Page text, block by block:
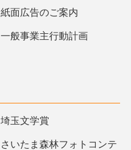
紙面広告のご案内
一般事業主行動計画
埼玉文学賞
さいたま森林フォトコンテ